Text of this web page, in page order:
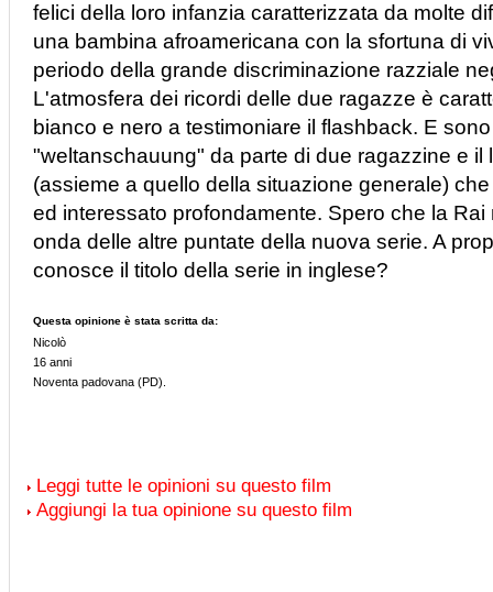
felici della loro infanzia caratterizzata da molte
una bambina afroamericana con la sfortuna di
periodo della grande discriminazione razziale
L'atmosfera dei ricordi delle due ragazze è
bianco e nero a testimoniare il flashback. E
"weltanschauung" da parte di due ragazzine e il
(assieme a quello della situazione generale)
ed interessato profondamente. Spero che la
onda delle altre puntate della nuova serie. A
conosce il titolo della serie in inglese?
Questa opinione è stata scritta da:
Nicolò
16 anni
Noventa padovana (PD).
Leggi tutte le opinioni su questo film
Aggiungi la tua opinione su questo film